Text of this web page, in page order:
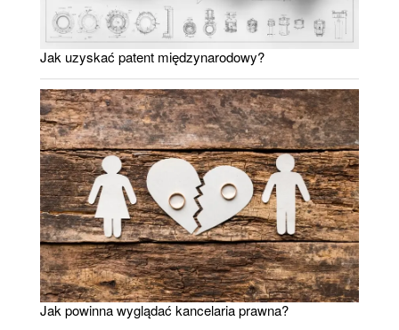
Jak uzyskać patent międzynarodowy?
Jak powinna wyglądać kancelaria prawna?